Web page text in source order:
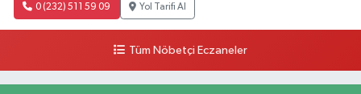
0 (232) 511 59 09 Yol Tarifi Al
Tüm Nöbetçi Eczaneler